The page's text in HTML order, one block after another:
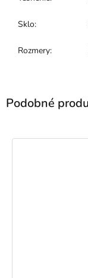
Sklo:
Rozmery: